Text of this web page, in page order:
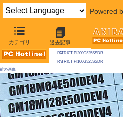
Powered
カテゴリ 過去記事
AKIBA PC Hotline!
今週見つけた新製品：ハードディスク
PATRIOT PI200GS25SSDR
PATRIOT PI100GS25SSDR
前の画像←